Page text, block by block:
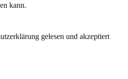
kann.
gelesen und akzeptiert